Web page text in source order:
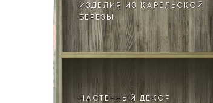
ИЗДЕЛИЯ ИЗ КАРЕЛЬСКОЙ
БЕРЕЗЫ
НАСТЕННЫЙ ДЕКОР